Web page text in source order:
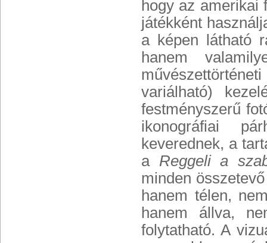
hogy az amerikai
játékként
a képen látható
hanem
variálható)
festményszerű
ikonográfiai
keverednek, a
a Reggeli a
minden
hanem télen,
hanem állva,
folytatható. A